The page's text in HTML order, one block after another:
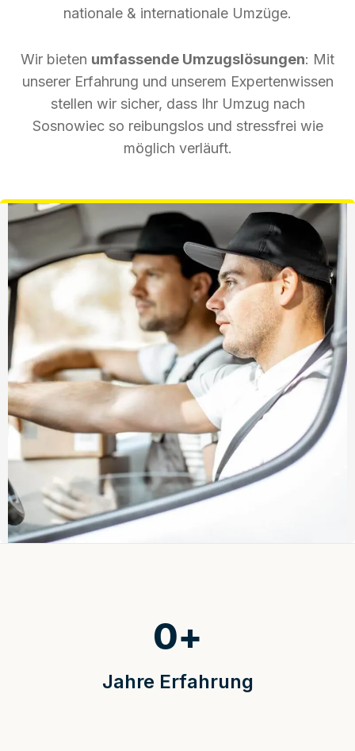
nationale & internationale Umzüge.
Wir bieten umfassende Umzugslösungen: Mit
unserer Erfahrung und unserem Expertenwissen
stellen wir sicher, dass Ihr Umzug nach
Sosnowiec so reibungslos und stressfrei wie
möglich verläuft.
Jahre Erfahrung
0+